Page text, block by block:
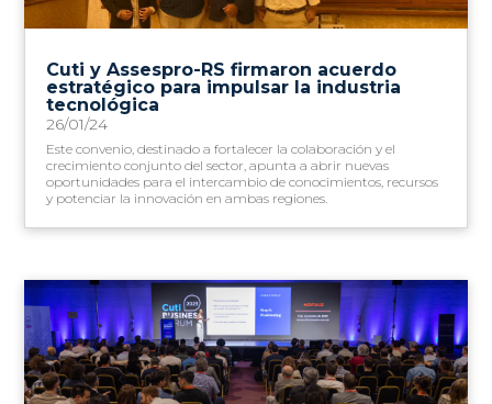
Cuti y Assespro-RS firmaron acuerdo
estratégico para impulsar la industria
tecnológica
26/01/24
Este convenio, destinado a fortalecer la colaboración y el
crecimiento conjunto del sector, apunta a abrir nuevas
oportunidades para el intercambio de conocimientos, recursos
y potenciar la innovación en ambas regiones.